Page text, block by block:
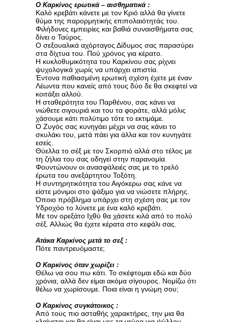
Ο Καρκίνος ερωτικά – αισθηματικά :
Καλό κρεβάτι κάνετε με τον Κριό αλλά θα γίνετε
θύμα της παρορμητικής επιπολαιότητάς του.
Φιλήδονες εμπειρίες και βαθιά συναισθήματα σας
δίνει ο Ταύρος.
Ο σεξουαλικά αχόρταγος Δίδυμος σας παρασύρει
στα δίχτυα του. Πού χρόνος για κέρατο.
Η κυκλοθυμικότητα του Καρκίνου σας ρίχνει
ψυχολογικά χωρίς να υπάρχει απιστία.
Έντονα παθιασμένη ερωτική σχέση έχετε με έναν
Λέωντα που κανείς από τους δύο δε θα σκεφτεί να
κοιτάξει αλλού.
Η σταθερότητα του Παρθένου, σας κάνει να
νιώθετε σιγουριά και του τα φοράτε, αλλά μόλις
χάσουμε κάτι πολύτιμο τότε το εκτιμάμε.
Ο Ζυγός σας κυνηγάει μέχρι να σας κάνει το
σκυλάκι του, μετά πάει για άλλα και τον κυνηγάτε
εσείς.
Θύελλα το σέξ με τον Σκορπιό αλλά στο τέλος με
τη ζήλια του σας οδηγεί στην παρανομία.
Φουντώνουν οι ανασφάλειές σας με το τρελό
έρωτα του ανεξάρτητου Τοξότη.
Η συντηρητικότητα του Αιγόκερω σας κάνε να
είστε μόνιμοι στο ψάξιμο για να νιώσετε πλήρης.
Όποιο πρόβλημα υπάρχει στη σχέση σας με τον
Υδροχόο το λύνετε με ένα καλό κρεβάτι.
Με τον ορεξάτο Ιχθύ θα χάσετε κιλά από το πολύ
σέξ. Αλλιώς θα έχετε κέρατα στο κεφάλι σας.
Ατάκα Καρκίνος μετά το σεξ :
Πότε παντρευόμαστε;
Ο Καρκίνος όταν χωρίζει :
Θέλω να σου πω κάτι. Το σκέφτομαι εδώ και δύο
χρόνια, αλλά δεν είμαι ακόμα σίγουρος. Νομίζω ότι
θέλω να χωρίσουμε. Ποια είναι η γνώμη σου;
Ο Καρκίνος συγκάτοικος :
Από τους πιο ασταθής χαρακτήρες, την μια θα